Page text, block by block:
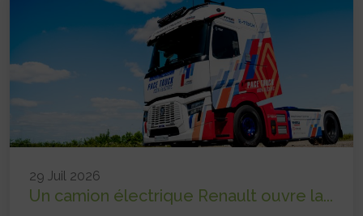
29 Juil 2026
Un camion électrique Renault ouvre la...